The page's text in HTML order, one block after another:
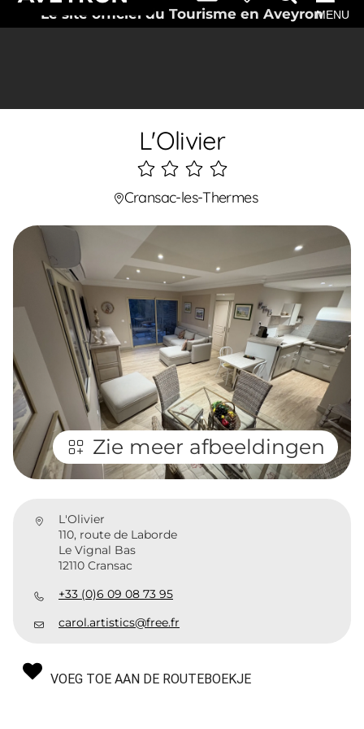
Le site officiel du Tourisme en AveyronMENU
L'Olivier
4
étoiles
Cransac-les-Thermes
Zie meer afbeeldingen
L'Olivier
110, route de Laborde
Le Vignal Bas
12110 Cransac
+33 (0)6 09 08 73 95
carol.artistics@free.fr
VOEG TOE AAN DE ROUTEBOEKJE